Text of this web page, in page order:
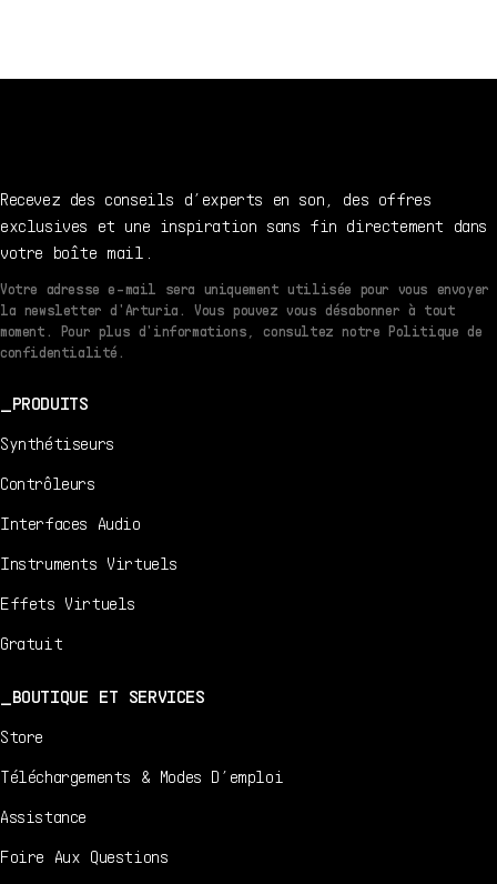
utilisateur
Recevez des conseils d’experts en son, des offres
exclusives et une inspiration sans fin directement dans
votre boîte mail.
Votre adresse e-mail sera uniquement utilisée pour vous envoyer
la newsletter d'Arturia. Vous pouvez vous désabonner à tout
moment. Pour plus d'informations, consultez notre Politique de
confidentialité.
PRODUITS
Synthétiseurs
Contrôleurs
Interfaces Audio
Instruments Virtuels
Effets Virtuels
Gratuit
BOUTIQUE ET SERVICES
Store
Téléchargements & Modes D’emploi
Assistance
Foire Aux Questions